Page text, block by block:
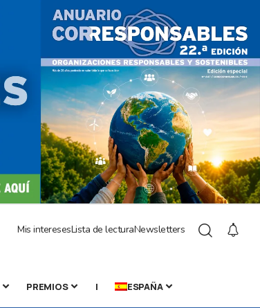
Mis interesesLista de lecturaNewsletters
PREMIOS | ESPAÑA